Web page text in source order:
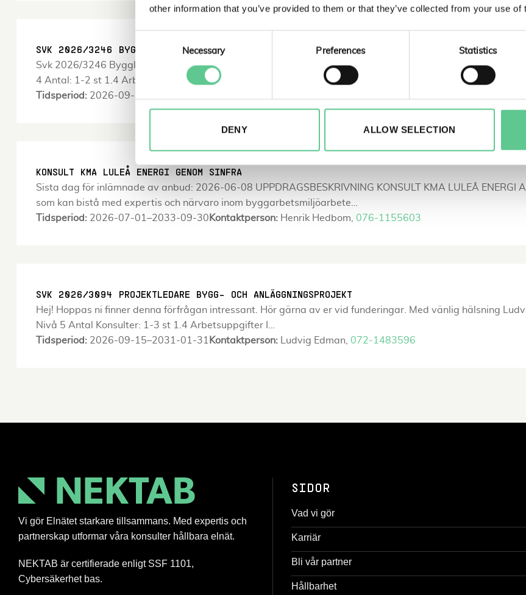
other information that you’ve provided to them or that they’ve collected from your use of
Selection
Necessary Preferences Statistics
DENY ALLOW SELECTION
SVK 2026/3246 BYGGLEDARE BETONG
Svk 2026/3246 Byggledare betong - Svenska kraftnät Kompetensområden: 2: Teknikstöd och
4 Antal: 1-2 st 1.4 Arbetsuppgifter Byggledarens uppgift är att bidra som byggkunnig…
Tidsperiod: 2026-09-15–2030-08-30
KONSULT KMA LULEÅ ENERGI GENOM SINFRA
Sista dag för inlämnade av anbud: 2026-06-08 UPPDRAGSBESKRIVNING KONSULT KMA LULEÅ
som kan bistå med expertis och närvaro inom byggarbetsmiljöarbete…
Tidsperiod: 2026-07-01–2033-09-30 Kontaktperson: Henrik Hedbom, 076-1155603
SVK 2026/3094 PROJEKTLEDARE BYGG- OCH ANLÄGGNINGSPROJEKT
Hej! Hoppas ni finner denna förfrågan intressant. Hör gärna av er vid funderingar. Med vänlig hälsning
Nivå 5 Antal Konsulter: 1-3 st 1.4 Arbetsuppgifter I…
Tidsperiod: 2026-09-15–2031-01-31 Kontaktperson: Ludvig Edman, 072-1483596
Vi gör Elnätet starkare tillsammans. Med expertis och
partnerskap utformar våra konsulter hållbara elnät.
NEKTAB är certifierade enligt SSF 1101,
Cybersäkerhet bas.
SIDOR
Vad vi gör
Karriär
Bli vår partner
Hållbarhet